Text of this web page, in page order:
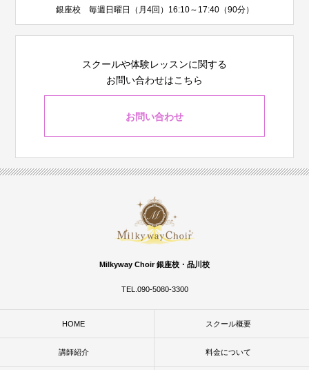
銀座校 毎週日曜日（月4回）16:10～17:40（90分）
スクールや体験レッスンに関する
お問い合わせはこちら
お問い合わせ
Milkyway Choir 銀座校・品川校
TEL.090-5080-3300
HOME スクール概要
講師紹介 料金について